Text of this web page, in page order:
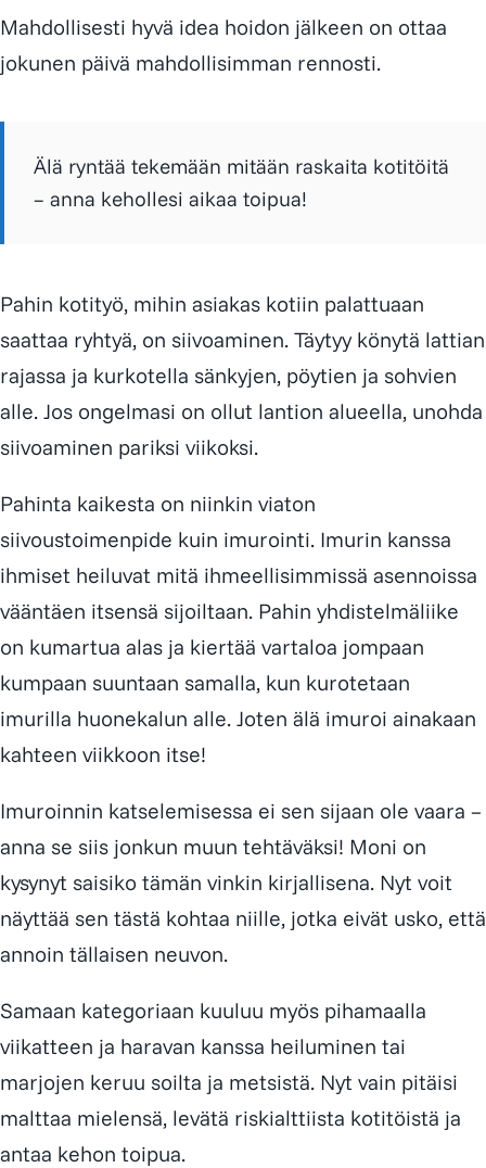
Mahdollisesti hyvä idea hoidon jälkeen on ottaa
jokunen päivä mahdollisimman rennosti.
Älä ryntää tekemään mitään raskaita kotitöitä
– anna kehollesi aikaa toipua!
Pahin kotityö, mihin asiakas kotiin palattuaan
saattaa ryhtyä, on siivoaminen. Täytyy könytä lattian
rajassa ja kurkotella sänkyjen, pöytien ja sohvien
alle. Jos ongelmasi on ollut lantion alueella, unohda
siivoaminen pariksi viikoksi.
Pahinta kaikesta on niinkin viaton
siivoustoimenpide kuin imurointi. Imurin kanssa
ihmiset heiluvat mitä ihmeellisimmissä asennoissa
vääntäen itsensä sijoiltaan. Pahin yhdistelmäliike
on kumartua alas ja kiertää vartaloa jompaan
kumpaan suuntaan samalla, kun kurotetaan
imurilla huonekalun alle. Joten älä imuroi ainakaan
kahteen viikkoon itse!
Imuroinnin katselemisessa ei sen sijaan ole vaara –
anna se siis jonkun muun tehtäväksi! Moni on
kysynyt saisiko tämän vinkin kirjallisena. Nyt voit
näyttää sen tästä kohtaa niille, jotka eivät usko, että
annoin tällaisen neuvon.
Samaan kategoriaan kuuluu myös pihamaalla
viikatteen ja haravan kanssa heiluminen tai
marjojen keruu soilta ja metsistä. Nyt vain pitäisi
malttaa mielensä, levätä riskialttiista kotitöistä ja
antaa kehon toipua.